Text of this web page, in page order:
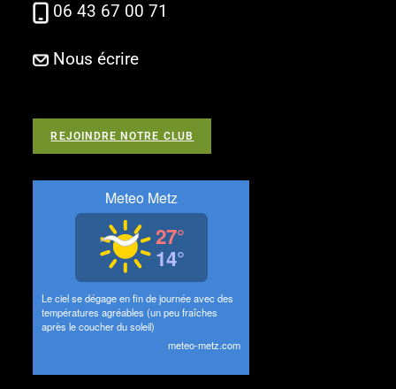
06 43 67 00 71
Nous écrire
REJOINDRE NOTRE CLUB